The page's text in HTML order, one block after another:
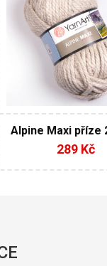
Akryl
Klasik
Alpine Maxi příze
g
289 Kč